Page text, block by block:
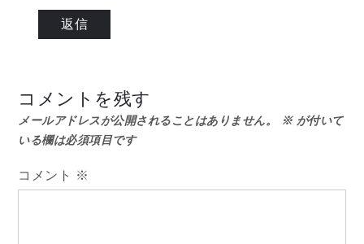
返信
コメントを残す
メールアドレスが公開されることはありません。 ※が付いて
いる欄は必須項目です
コメント ※